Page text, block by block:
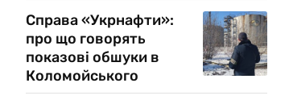
Справа «Укрнафти»:
про що говорять
показові обшуки в
Коломойського